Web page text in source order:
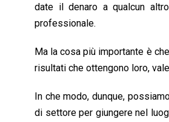
date il denaro a qualcun
professionale.
Ma la cosa più importante è
risultati che ottengono loro,
In che modo, dunque,
di settore per giungere nel